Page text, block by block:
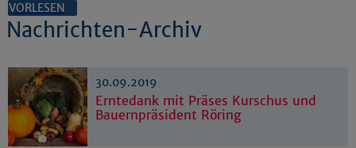
VORLESEN
Nachrichten-Archiv
30.09.2019
Erntedank mit Präses Kurschus und
Bauernpräsident Röring